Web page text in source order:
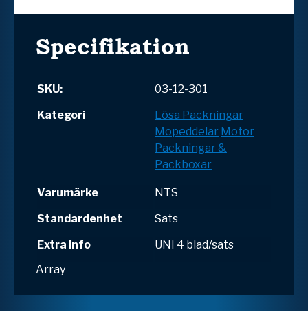
Specifikation
SKU:
03-12-301
Kategori
Lösa Packningar
Mopeddelar Motor
Packningar &
Packboxar
Varumärke
NTS
Standardenhet
Sats
Extra info
UNI 4 blad/sats
Array